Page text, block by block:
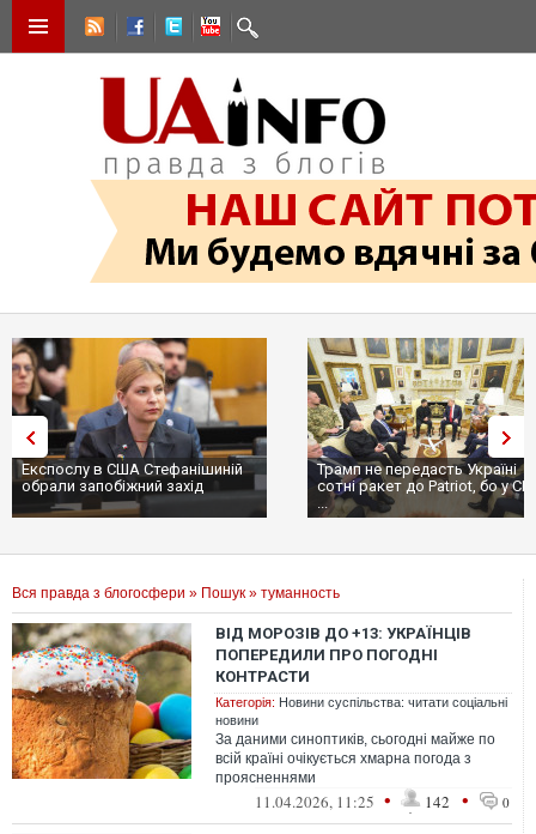
Експослу в США Стефанішиній
обрали запобіжний захід
Трамп не передасть Україні
сотні ракет до Patriot, бо у
...
Вся правда з блогосфери » Пошук » туманность
ВІД МОРОЗІВ ДО +13: УКРАЇНЦІВ
ПОПЕРЕДИЛИ ПРО ПОГОДНІ
КОНТРАСТИ
Категорія: Новини суспільства: читати соціальні
новини
За даними синоптиків, сьогодні майже по
всій країні очікується хмарна погода з
проясненнями
11.04.2026, 11:25 • 142 • 0